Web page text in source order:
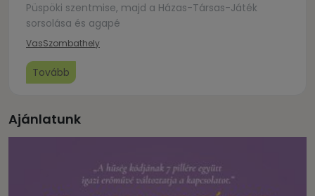
Püspöki szentmise, majd a Házas-Társas-Játék
sorsolása és agapé
VasSzombathely
Tovább
Ajánlatunk